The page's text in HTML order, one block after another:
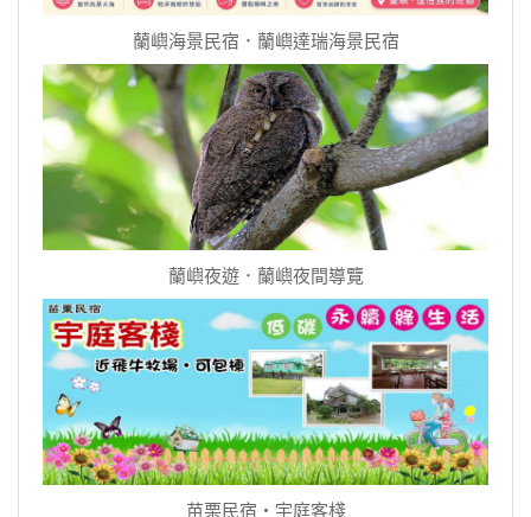
蘭嶼海景民宿．蘭嶼達瑞海景民宿
蘭嶼夜遊．蘭嶼夜間導覽
苗栗民宿‧宇庭客棧